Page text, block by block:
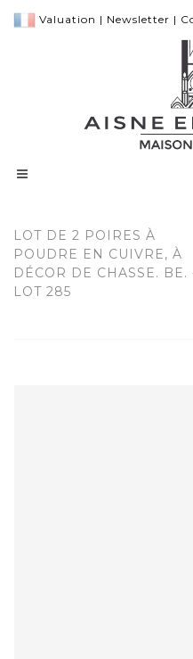
Valuation | Newsletter |
LOT DE 2 POIRES À
POUDRE EN CUIVRE, À
DÉCOR DE CHASSE. BE.
LOT 285